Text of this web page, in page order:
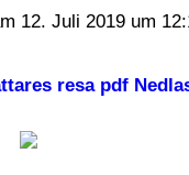
12. Juli 2019 um
resa pdf